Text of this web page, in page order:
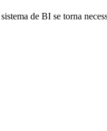
de BI se torna